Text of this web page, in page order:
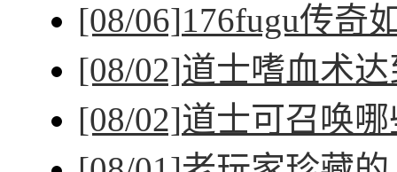
[08/06]176fugu传奇
[08/02]道士嗜血术
[08/02]道士可召唤